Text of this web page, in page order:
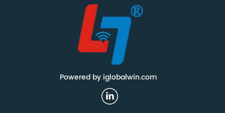
Powered by iglobalwin.com